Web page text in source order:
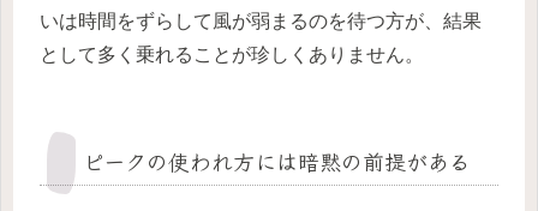
いは時間をずらして風が弱まるのを待つ方が、結果
として多く乗れることが珍しくありません。
ピークの使われ方には暗黙の前提がある